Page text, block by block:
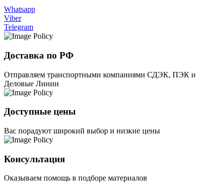
Whatsapp
Viber
Telegram
Доставка по РФ
Отправляем транспортными компаниями СДЭК, ПЭК и
Деловые Линии
Доступные цены
Вас порадуют широкий выбор и низкие цены
Консультация
Оказываем помощь в подборе материалов